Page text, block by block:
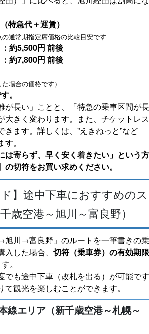
特急代＋運賃）
通常期指定席価格の比較目安です
約5,500円 前後
約7,800円 前後
場合の価格です）
。
が長い」ことと、「特急の乗車区間が長
大きく変わります。また、チケットレス
きます。詳しくは、”えきねっと”など
。
は寄らず、早く安く着きたい」という方
切符をお買い求めください。
ド】途中下車におすすめのス
歳空港～旭川～富良野）
旭川→富良野」のルートを一筆書きの乗
した場合、 切符（乗車券）の有効期限
。
でも途中下車（改札を出る）が可能です
観光を楽しむことができます。
線エリア（新千歳空港～札幌～